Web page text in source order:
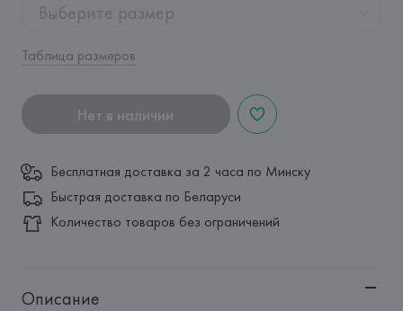
Выберите размер
Таблица размеров
Нет в наличии
Бесплатная доставка за 2 часа по Минску
Быстрая доставка по Беларуси
Количество товаров без ограничений
Описание